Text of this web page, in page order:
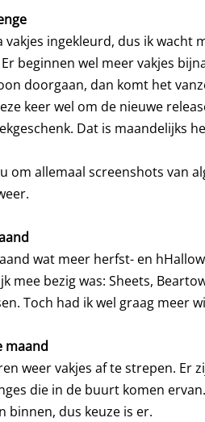
vakjes ingekleurd, dus ik
beginnen wel meer vakjes
doorgaan, dan komt het
keer wel om de nieuwe
Dat is maandelijks
om allemaal screenshots van
wat meer herfst- en
mee bezig was: Sheets,
Toch had ik wel graag meer
maand
weer vakjes af te strepen. Er
die in de buurt komen
binnen, dus keuze is er.